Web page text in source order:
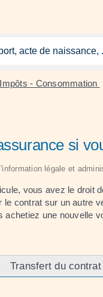
- Consommation
si
légale et
vous avez le droit
le contrat sur un autre
achetiez une nouvelle
Transfert du contrat